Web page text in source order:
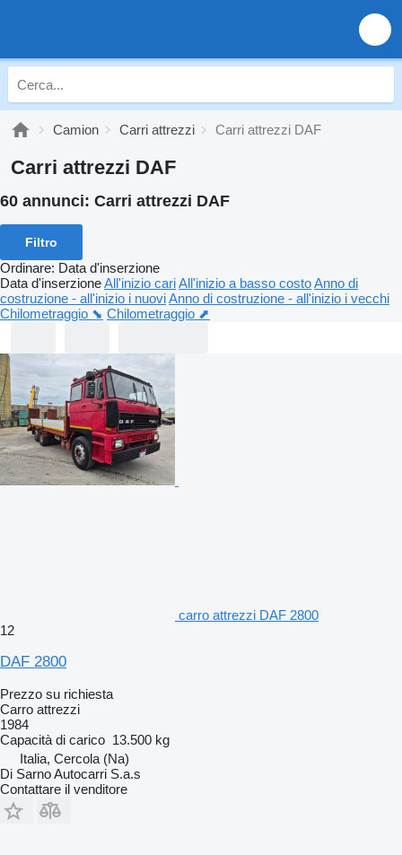
Camion Carri attrezzi Carri attrezzi DAF
Carri attrezzi DAF
60 annunci: Carri attrezzi DAF
Filtro
Ordinare: Data d'inserzione
Data d'inserzioneAll'inizio cariAll'inizio a basso costoAnno di
costruzione - all'inizio i nuoviAnno di costruzione - all'inizio i vecchi
Chilometraggio ⬊ Chilometraggio ⬈
carro attrezzi DAF 2800
12
DAF 2800
Prezzo su richiesta
Carro attrezzi
1984
Capacità di carico 13.500 kg
Italia, Cercola (Na)
Di Sarno Autocarri S.a.s
Contattare il venditore